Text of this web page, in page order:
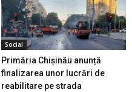
Social
Primăria Chișinău anunță
finalizarea unor lucrări de
reabilitare pe strada